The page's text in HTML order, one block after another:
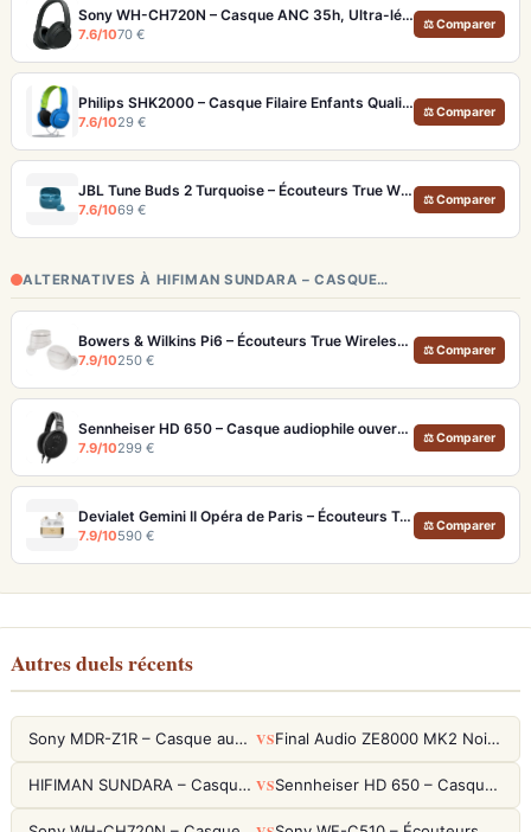
Sony WH-CH720N – Casque ANC 35h, Ultra-léger (192g) avec Processeur V1
7.6/1070 €
⚖ Comparer
Philips SHK2000 – Casque Filaire Enfants Qualité Audio 85dB (99dB Sensibilité)
7.6/1029 €
⚖ Comparer
JBL Tune Buds 2 Turquoise – Écouteurs True Wireless avec ANC et autonomie 48h
7.6/1069 €
⚖ Comparer
ALTERNATIVES À HIFIMAN SUNDARA – CASQUE…
Bowers & Wilkins Pi6 – Écouteurs True Wireless audiophiles avec ANC adaptatif
7.9/10250 €
⚖ Comparer
Sennheiser HD 650 – Casque audiophile ouvert pour l'écoute analytique
7.9/10299 €
⚖ Comparer
Devialet Gemini II Opéra de Paris – Écouteurs True Wireless audiophiles plaqués or
7.9/10590 €
⚖ Comparer
Autres duels récents
Sony MDR-Z1R – Casque audiophile fermé haute résolution VS Final Audio ZE8000 MK2 Noir – Écouteurs True Wireless audiophiles 8K Sound
HIFIMAN SUNDARA – Casque Planar Magnetic Ouvert Over-Ear Audiophile VS Sennheiser HD 650 – Casque audiophile ouvert pour l'écoute analytique